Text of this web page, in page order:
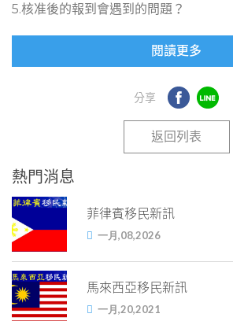
5.核准後的報到會遇到的問題？
閱讀更多
返回列表
熱門消息
菲律賓移民新訊
一月,08,2026
馬來西亞移民新訊
一月,20,2021